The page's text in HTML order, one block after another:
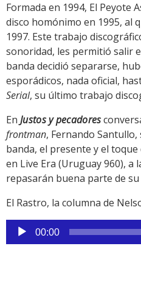
Formada en 1994, El Peyote
disco homónimo en 1995, al
1997. Este trabajo
sonoridad, les permitió salir
banda decidió separarse,
esporádicos, nada oficial,
Serial, su último trabajo
En Justos y pecadores
frontman, Fernando
banda, el presente y el
en Live Era (Uruguay 960), a
repasarán buena parte de
El Rastro, la columna de
Reproductor
de
00:00